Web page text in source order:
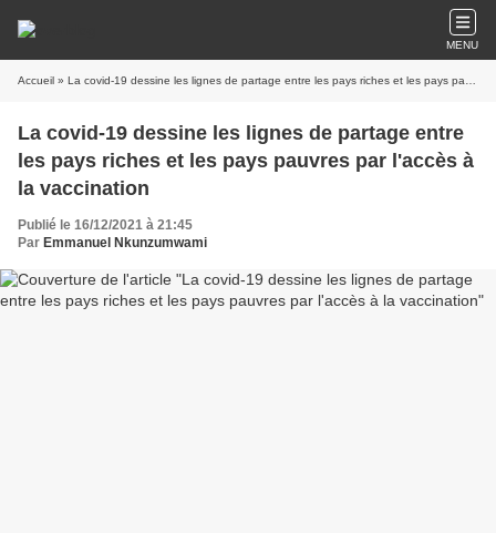
MENU
Accueil » La covid-19 dessine les lignes de partage entre les pays riches et les pays pauvres par l'accès à la vaccination
La covid-19 dessine les lignes de partage entre
les pays riches et les pays pauvres par l'accès à
la vaccination
Publié le 16/12/2021 à 21:45
Par Emmanuel Nkunzumwami